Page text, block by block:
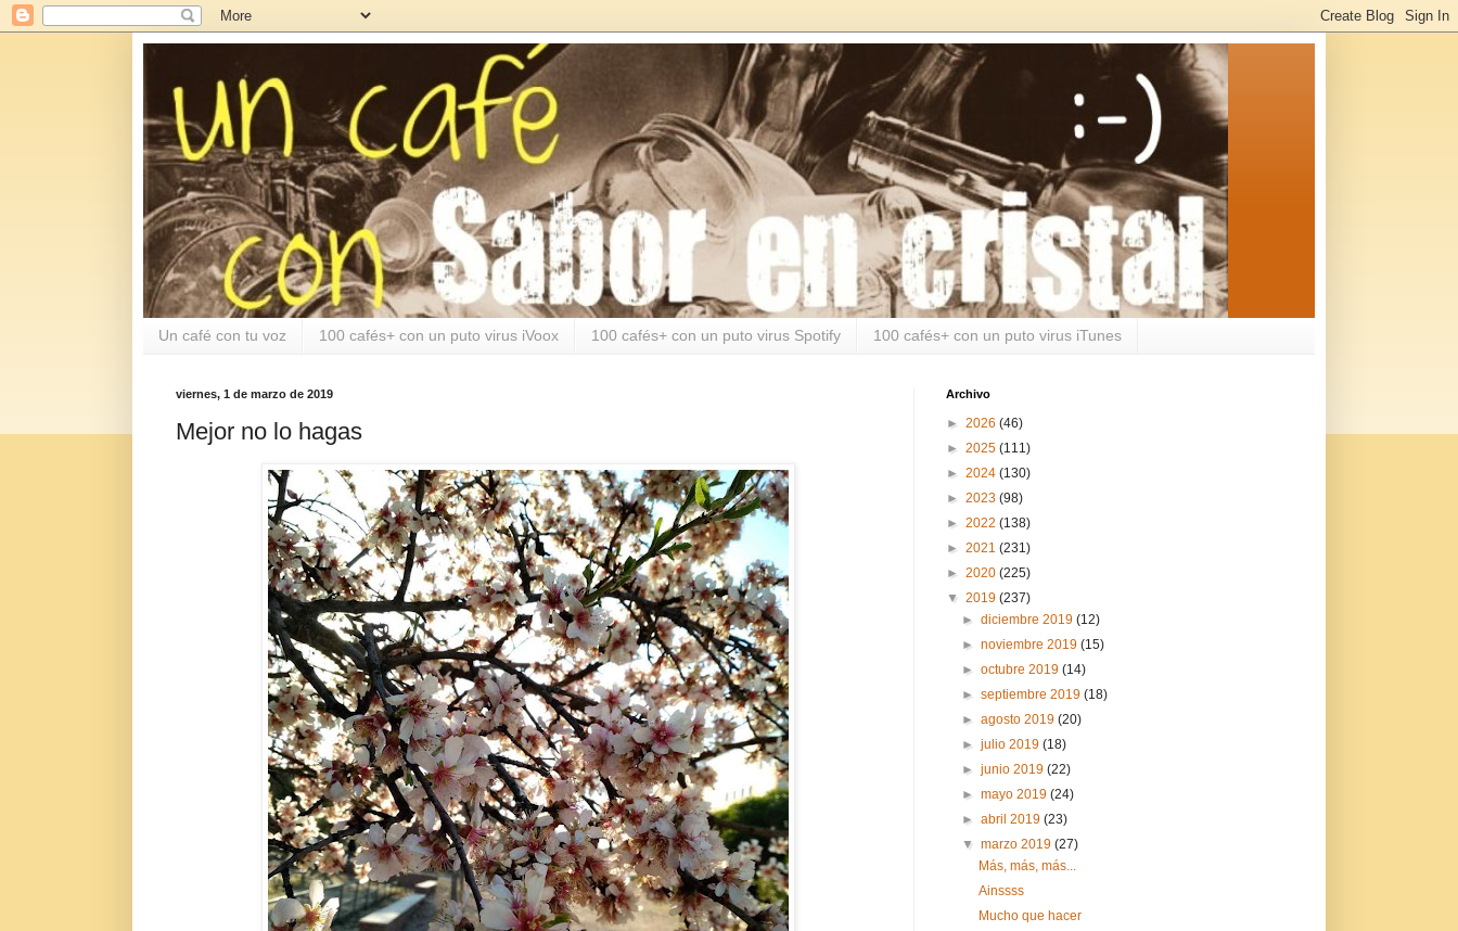
Un café con tu voz 100 cafés+ con un puto virus iVoox 100 cafés+ con un puto virus Spotify 100 cafés+ con un puto virus iTunes
viernes, 1 de marzo de 2019
Mejor no lo hagas
Archivo
► 2026 (46)
► 2025 (111)
► 2024 (130)
► 2023 (98)
► 2022 (138)
► 2021 (231)
► 2020 (225)
▼ 2019 (237)
►diciembre 2019(12)
►noviembre 2019(15)
►octubre 2019(14)
►septiembre 2019(18)
►agosto 2019(20)
►julio 2019(18)
►junio 2019(22)
►mayo 2019(24)
►abril 2019(23)
▼marzo 2019(27)
Más, más, más...
Ainssss
Mucho que hacer